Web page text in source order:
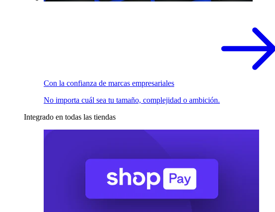
Con la confianza de marcas empresariales
No importa cuál sea tu tamaño, complejidad o ambición.
Integrado en todas las tiendas